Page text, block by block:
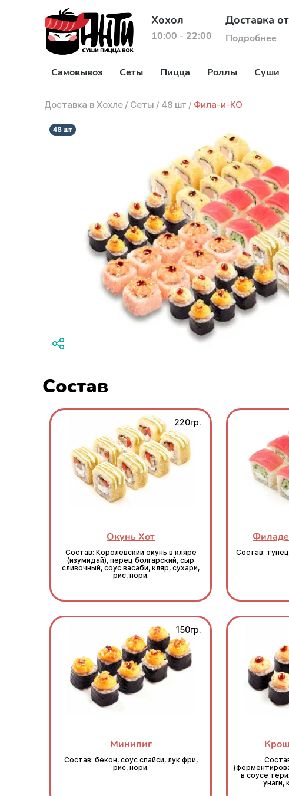
Хохол
10:00 - 22:00
Доставка
Подробнее
Самовывоз Сеты Пицца Роллы Суши
Доставка в Хохле / Сеты / 48 шт / Фила-и-КО
Состав
220гр.
Окунь Хот
Состав: Королевский окунь в кляре
(изумидай), перец болгарский, сыр
сливочный, соус васаби, кляр, сухари,
рис, нори.
Состав:
150гр.
Минипиг
Состав: бекон, соус спайси, лук фри,
рис, нори.
в соусе
унаги,